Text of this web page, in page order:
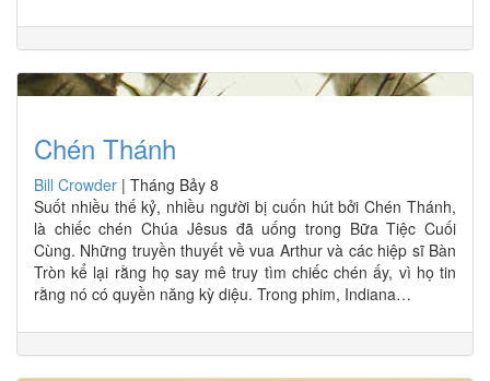
Chén Thánh
Bill Crowder | Tháng Bảy 8
Suốt nhiều thế kỷ, nhiều người bị cuốn hút bởi Chén Thánh,
là chiếc chén Chúa Jêsus đã uống trong Bữa Tiệc Cuối
Cùng. Những truyền thuyết về vua Arthur và các hiệp sĩ Bàn
Tròn kể lại rằng họ say mê truy tìm chiếc chén ấy, vì họ tin
rằng nó có quyền năng kỳ diệu. Trong phim, Indiana…